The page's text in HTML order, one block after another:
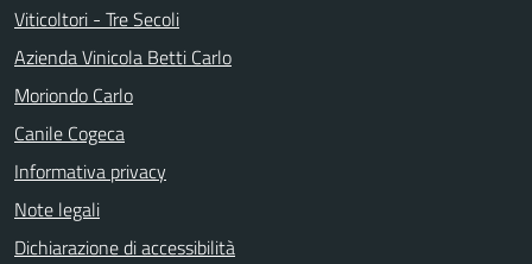
Viticoltori - Tre Secoli
Azienda Vinicola Betti Carlo
Moriondo Carlo
Canile Cogeca
Informativa privacy
Note legali
Dichiarazione di accessibilità